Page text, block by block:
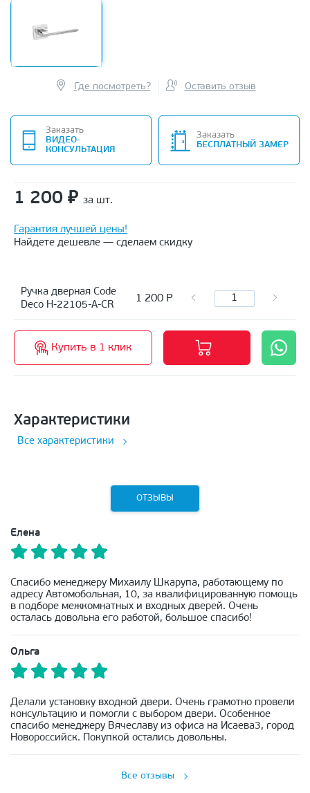
Где посмотреть? Оставить отзыв
Заказать
ВИДЕО-
КОНСУЛЬТАЦИЯ
Заказать
БЕСПЛАТНЫЙ ЗАМЕР
1 200 ₽ за шт.
Гарантия лучшей цены!
Найдете дешевле — сделаем скидку
Ручка дверная Code
Deco H-22105-A-CR
1 200 Р
Купить в 1 клик
Характеристики
Все характеристики
ОТЗЫВЫ
Елена
Спасибо менеджеру Михаилу Шкарупа, работающему по
адресу Автомобольная, 10, за квалифицированную помощь
в подборе межкомнатных и входных дверей. Очень
осталась довольна его работой, большое спасибо!
Ольга
Делали установку входной двери. Очень грамотно провели
консультацию и помогли с выбором двери. Особенное
спасибо менеджеру Вячеславу из офиса на Исаева3, город
Новороссийск. Покупкой остались довольны.
Все отзывы